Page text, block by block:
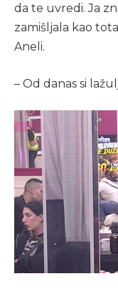
da te uvredi. Ja
zamišljala kao
Aneli.
– Od danas si